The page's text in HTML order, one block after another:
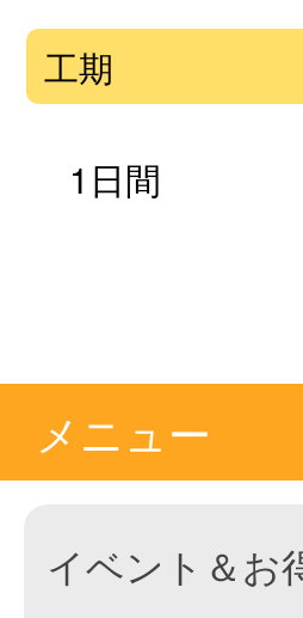
工期
1日間
メニュー
イベント＆お